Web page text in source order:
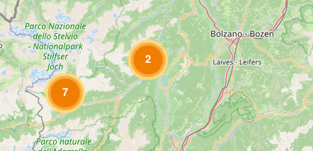
2
7
Loading Maps